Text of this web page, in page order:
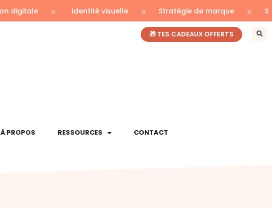
☼ Identité visuelle ☼ Stratégie de marque ☼ Site web ☼
🎁 TES CADEAUX OFFERTS
À PROPOS RESSOURCES CONTACT